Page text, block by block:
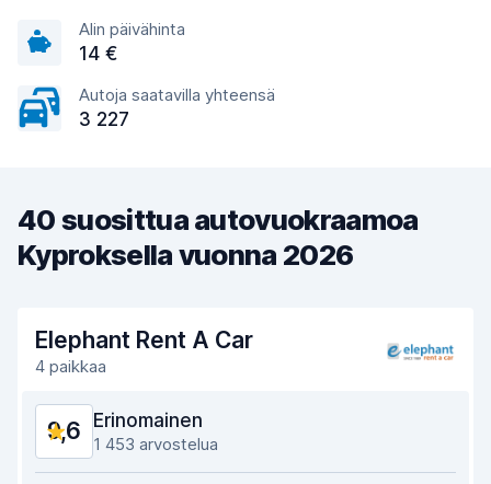
Alin päivähinta
14 €
Autoja saatavilla yhteensä
3 227
40 suosittua autovuokraamoa
Kyproksella vuonna 2026
Elephant Rent A Car
4 paikkaa
9,6 Erinomainen
1 453 arvostelua